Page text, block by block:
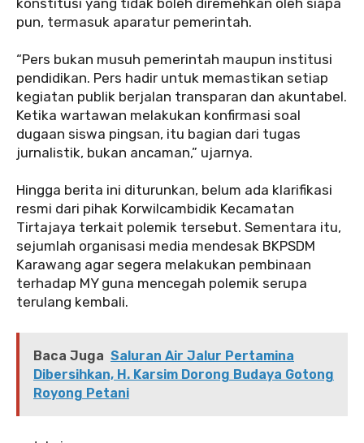
pun, termasuk aparatur pemerintah.
‎“Pers bukan musuh pemerintah maupun institusi
pendidikan. Pers hadir untuk memastikan setiap
kegiatan publik berjalan transparan dan akuntabel.
Ketika wartawan melakukan konfirmasi soal
dugaan siswa pingsan, itu bagian dari tugas
jurnalistik, bukan ancaman,” ujarnya.
‎Hingga berita ini diturunkan, belum ada klarifikasi
resmi dari pihak Korwilcambidik Kecamatan
Tirtajaya terkait polemik tersebut. Sementara itu,
sejumlah organisasi media mendesak BKPSDM
Karawang agar segera melakukan pembinaan
terhadap MY guna mencegah polemik serupa
terulang kembali.
Baca Juga Saluran Air Jalur Pertamina
Dibersihkan, H. Karsim Dorong Budaya Gotong
Royong Petani